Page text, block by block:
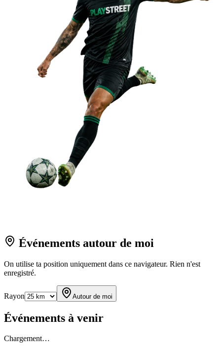
Événements autour de moi
On utilise ta position uniquement dans ce navigateur. Rien n'est
enregistré.
Rayon Autour de moi
Événements à venir
Chargement…